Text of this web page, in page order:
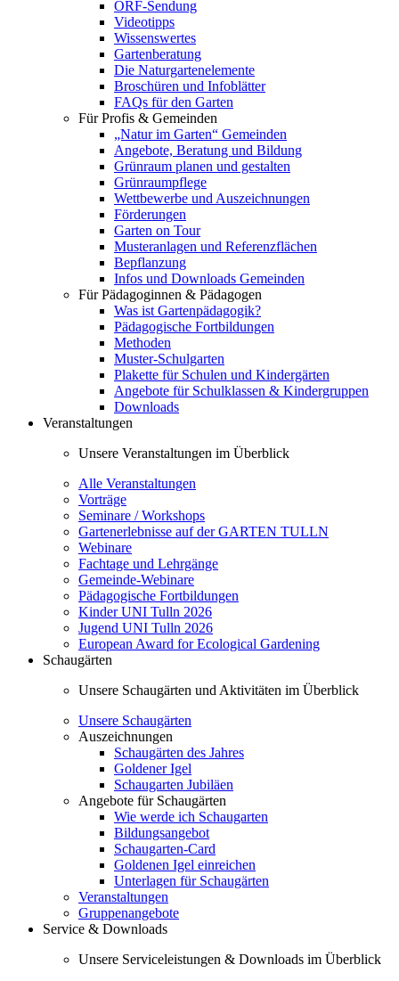
ORF-Sendung
Videotipps
Wissenswertes
Gartenberatung
Die Naturgartenelemente
Broschüren und Infoblätter
FAQs für den Garten
Für Profis & Gemeinden
„Natur im Garten“ Gemeinden
Angebote, Beratung und Bildung
Grünraum planen und gestalten
Grünraumpflege
Wettbewerbe und Auszeichnungen
Förderungen
Garten on Tour
Musteranlagen und Referenzflächen
Bepflanzung
Infos und Downloads Gemeinden
Für Pädagoginnen & Pädagogen
Was ist Gartenpädagogik?
Pädagogische Fortbildungen
Methoden
Muster-Schulgarten
Plakette für Schulen und Kindergärten
Angebote für Schulklassen & Kindergruppen
Downloads
Veranstaltungen
Unsere Veranstaltungen im Überblick
Alle Veranstaltungen
Vorträge
Seminare / Workshops
Gartenerlebnisse auf der GARTEN TULLN
Webinare
Fachtage und Lehrgänge
Gemeinde-Webinare
Pädagogische Fortbildungen
Kinder UNI Tulln 2026
Jugend UNI Tulln 2026
European Award for Ecological Gardening
Schaugärten
Unsere Schaugärten und Aktivitäten im Überblick
Unsere Schaugärten
Auszeichnungen
Schaugärten des Jahres
Goldener Igel
Schaugarten Jubiläen
Angebote für Schaugärten
Wie werde ich Schaugarten
Bildungsangebot
Schaugarten-Card
Goldenen Igel einreichen
Unterlagen für Schaugärten
Veranstaltungen
Gruppenangebote
Service & Downloads
Unsere Serviceleistungen & Downloads im Überblick